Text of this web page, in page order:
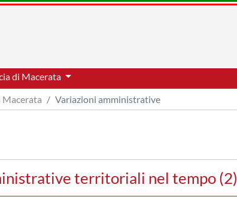
di Macerata
Macerata Variazioni amministrative
territoriali nel tempo (2)